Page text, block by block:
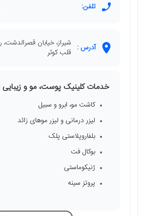
تلفن:
آدرس : شیراز، خیابان قصرالدشت،
قلب کوثر
خدمات کلینیک پوست، مو و زیبایی
کاشت مو، ابرو و سبیل
لیزر درمانی و لیزر موهای زائد
بلفاروپلاستی پلک
بوکال فت
ژنیکوماستی
پروتز سینه